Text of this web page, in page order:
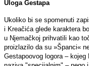
Uloga Gestapa
Ukoliko bi se spomenuti
i Kreačića glede karaktera
u Njemačkoj prihvatili kao
proizlazilo da su »Španci«
Gestapoovog logora – kojeg